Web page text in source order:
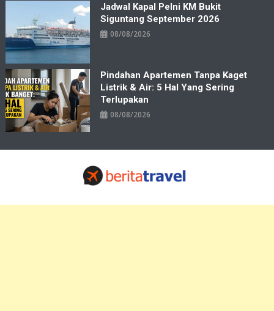
Jadwal Kapal Pelni KM Bukit
Siguntang September 2026
08/08/2026
Pindahan Apartemen Tanpa Kaget
Listrik & Air: 5 Hal Yang Sering
Terlupakan
08/08/2026
Travelbiz